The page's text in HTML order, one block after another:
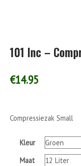
101 Inc –
€14.95
Compressiezak Small
Kleur
Maat